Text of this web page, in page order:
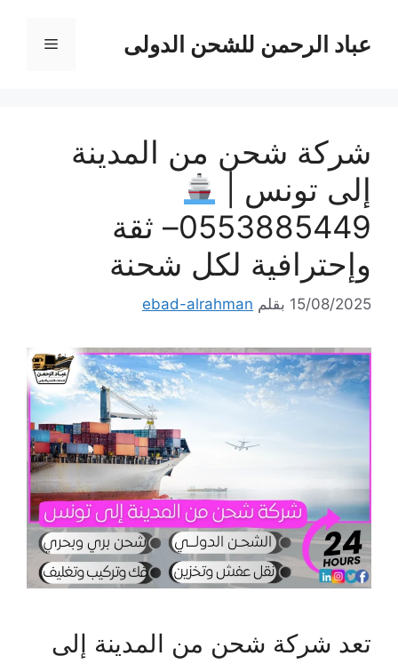
المحتوىعباد الرحمن للشحن الدولى القائمة
شركة شحن من المدينة
إلى تونس |
0553885449– ثقة
وإحترافية لكل شحنة
15/08/2025 بقلم ebad-alrahman
تعد شركة شحن من المدينة إلى